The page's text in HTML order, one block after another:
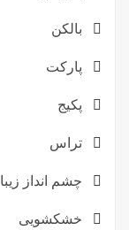
بالکن
پارکت
پکیج
تراس
چشم انداز زیبا
خشکشویی